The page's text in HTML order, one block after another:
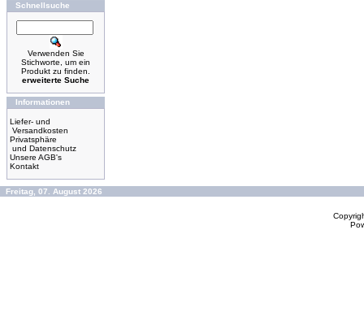
Schnellsuche
Verwenden Sie
Stichworte, um ein
Produkt zu finden.
erweiterte Suche
Informationen
Liefer- und
Versandkosten
Privatsphäre
und Datenschutz
Unsere AGB's
Kontakt
Freitag, 07. August 2026